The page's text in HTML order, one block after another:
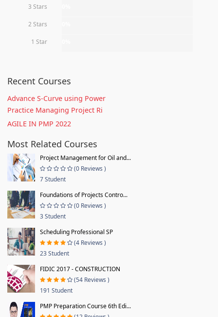
3 Stars
2 Stars
1 Star
Recent Courses
Advance S-Curve using Power
Practice Managing Project Ri
AGILE IN PMP 2022
Most Related Courses
Project Management for Oil and...
(0 Reviews )
7 Student
Foundations of Projects Contro...
(0 Reviews )
3 Student
Scheduling Professional SP
(4 Reviews )
23 Student
FIDIC 2017 - CONSTRUCTION
(54 Reviews )
191 Student
PMP Preparation Course 6th Edi...